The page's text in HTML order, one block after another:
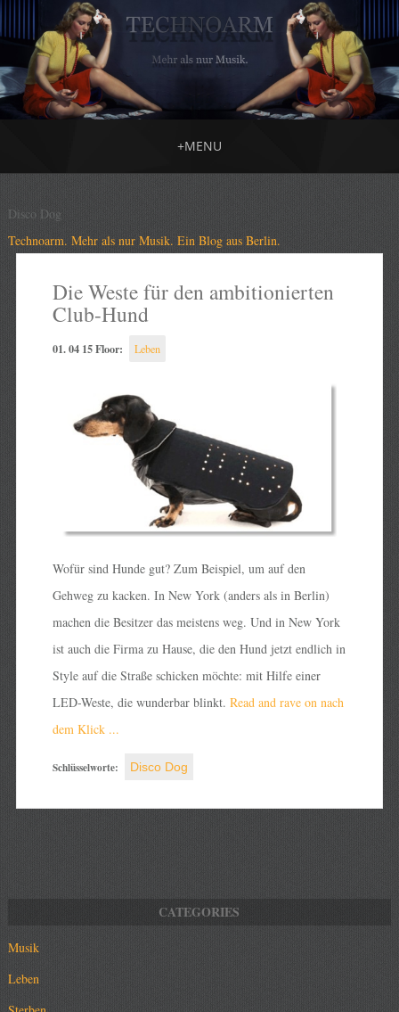
+MENU
Disco Dog
Technoarm. Mehr als nur Musik. Ein Blog aus Berlin.
Die Weste für den ambitionierten
Club-Hund
01. 04 15 Floor: Leben
Wofür sind Hunde gut? Zum Beispiel, um auf den
Gehweg zu kacken. In New York (anders als in Berlin)
machen die Besitzer das meistens weg. Und in New York
ist auch die Firma zu Hause, die den Hund jetzt endlich in
Style auf die Straße schicken möchte: mit Hilfe einer
LED-Weste, die wunderbar blinkt. Read and rave on nach
dem Klick ...
Schlüsselworte: Disco Dog
Musik
Leben